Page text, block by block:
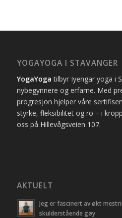
YOGAYOGA I STAVANGER
YogaYoga tilbyr Iyengar yoga i
nybegynnere og erfarne. Med
progresjon hjelper våre
styrke, fleksibilitet og ro – i
oss på Hillevågsveien 107.
AKTUELT
Jeg er fascinert av økt
skulderstående gøy